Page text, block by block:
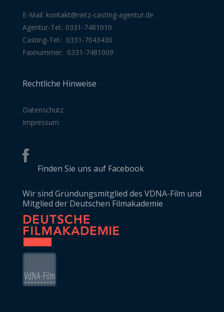
E-Mail: kontakt@rietz-casting-agentur.de
Agentur-Tel.: 0331-7481010
Casting-Tel.: 0331-7043430
Faxnummer: 0331-7481009
Rechtliche Hinweise
Datenschutz
Impressum
Finden Sie uns auf Facebook
Wir sind Gründungsmitglied des VDNA-Film und
Mitglied der Deutschen Filmakademie